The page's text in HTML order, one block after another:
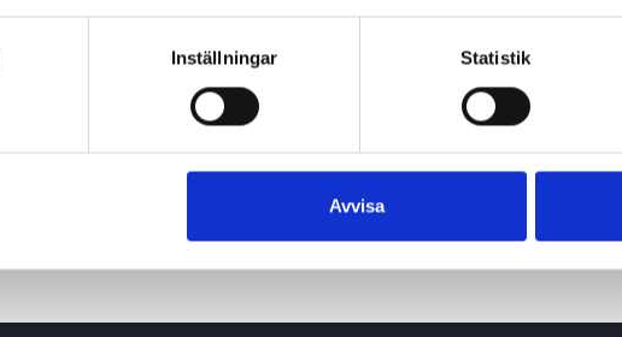
Inställningar Statistik
Avvisa